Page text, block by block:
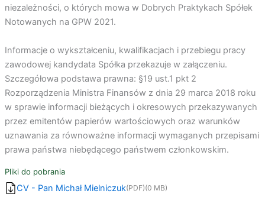
niezależności, o których mowa w Dobrych Praktykach Spółek
Notowanych na GPW 2021.
Informacje o wykształceniu, kwalifikacjach i przebiegu pracy
zawodowej kandydata Spółka przekazuje w załączeniu.
Szczegółowa podstawa prawna: §19 ust.1 pkt 2
Rozporządzenia Ministra Finansów z dnia 29 marca 2018 roku
w sprawie informacji bieżących i okresowych przekazywanych
przez emitentów papierów wartościowych oraz warunków
uznawania za równoważne informacji wymaganych przepisami
prawa państwa niebędącego państwem członkowskim.
Pliki do pobrania
CV - Pan Michał Mielniczuk(PDF)(0 MB)